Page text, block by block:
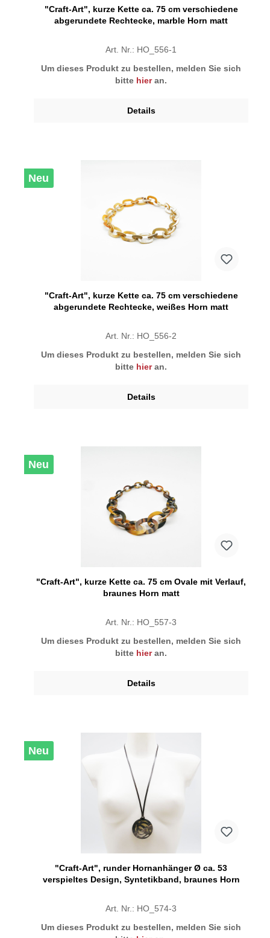
"Craft-Art", kurze Kette ca. 75 cm verschiedene
abgerundete Rechtecke, marble Horn matt
Art. Nr.: HO_556-1
Um dieses Produkt zu bestellen, melden Sie sich
bitte hieran.
Details
Neu
"Craft-Art", kurze Kette ca. 75 cm verschiedene
abgerundete Rechtecke, weißes Horn matt
Art. Nr.: HO_556-2
Um dieses Produkt zu bestellen, melden Sie sich
bitte hieran.
Details
Neu
"Craft-Art", kurze Kette ca. 75 cm Ovale mit Verlauf,
braunes Horn matt
Art. Nr.: HO_557-3
Um dieses Produkt zu bestellen, melden Sie sich
bitte hieran.
Details
Neu
"Craft-Art", runder Hornanhänger Ø ca. 53
verspieltes Design, Syntetikband, braunes Horn
Art. Nr.: HO_574-3
Um dieses Produkt zu bestellen, melden Sie sich